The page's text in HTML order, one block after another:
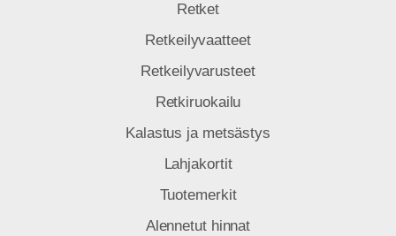
Retket
Retkeilyvaatteet
Retkeilyvarusteet
Retkiruokailu
Kalastus ja metsästys
Lahjakortit
Tuotemerkit
Alennetut hinnat